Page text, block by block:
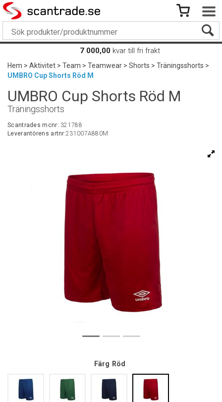
7 000,00 kvar till fri frakt
Hem>Aktivitet>Team>Teamwear>Shorts>Träningsshorts>
UMBRO Cup Shorts Röd M
UMBRO Cup Shorts Röd M
Träningsshorts
Scantrades mcnr: 321788
Leverantörens artnr:231007A880M
Färg Röd